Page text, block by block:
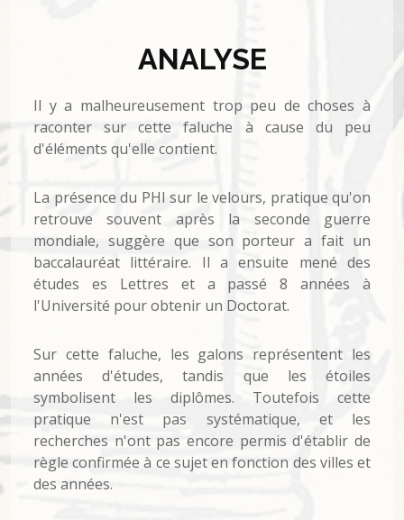
ANALYSE
Il y a malheureusement trop peu de choses à
raconter sur cette faluche à cause du peu
d'éléments qu'elle contient.
La présence du PHI sur le velours, pratique qu'on
retrouve souvent après la seconde guerre
mondiale, suggère que son porteur a fait un
baccalauréat littéraire. Il a ensuite mené des
études es Lettres et a passé 8 années à
l'Université pour obtenir un Doctorat.
Sur cette faluche, les galons représentent les
années d'études, tandis que les étoiles
symbolisent les diplômes. Toutefois cette
pratique n'est pas systématique, et les
recherches n'ont pas encore permis d'établir de
règle confirmée à ce sujet en fonction des villes et
des années.